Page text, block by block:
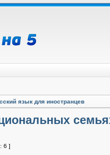
язык для иностранцев
6 ]